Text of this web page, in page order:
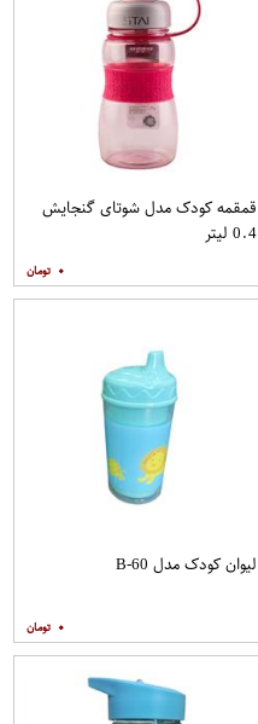
قمقمه کودک مدل شوتای گنجایش
0.4 لیتر
۰
لیوان کودک مدل B-60
۰